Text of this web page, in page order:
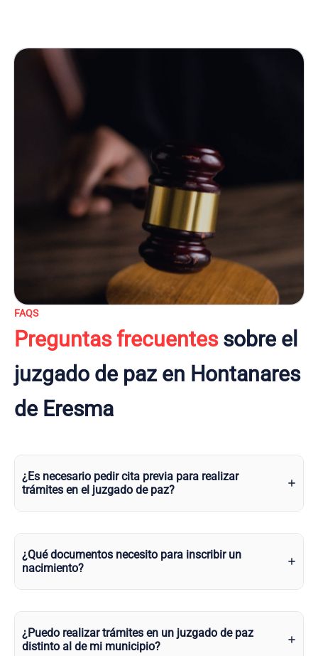
FAQS
Preguntas frecuentessobre el
juzgado de paz en Hontanares
de Eresma
¿Es necesario pedir cita previa para realizar
trámites en el juzgado de paz?
¿Qué documentos necesito para inscribir un
nacimiento?
¿Puedo realizar trámites en un juzgado de paz
distinto al de mi municipio?